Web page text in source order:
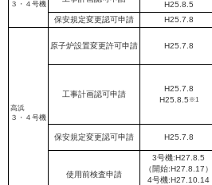
３・４号機
H25.8.5
保安規定変更認可申請 H25.7.8
高浜
３・４号機
原子炉設置変更許可申請 H25.7.8
工事計画認可申請
H25.7.8
H25.8.5 ※1
保安規定変更認可申請 H25.7.8
使用前検査申請
3号機:H27.8.5
（開始:H27.8.17）
4号機:H27.10.14